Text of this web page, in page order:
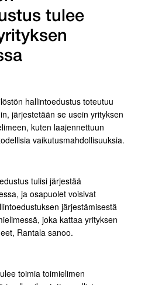
tulee
hallintoedustus toteutuu
järjestetään se usein yrityksen
kuten laajennettuun
vaikutusmahdollisuuksia.
tulisi järjestää
ja osapuolet voisivat
järjestämisestä
joka kattaa yrityksen
Rantala sanoo.
toimia toimielimen